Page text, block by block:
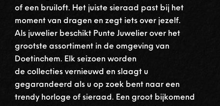
of een bruiloft. Het juiste sieraad past bij het
moment van dragen en zegt iets over jezelf.
Als juwelier beschikt Punte Juwelier over het
grootste assortiment in de omgeving van
Doetinchem. Elk seizoen worden
de collecties vernieuwd en slaagt u
gegarandeerd als u op zoek bent naar een
trendy horloge of sieraad. Een groot bijkomend